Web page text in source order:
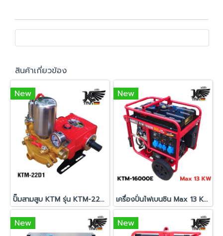
สินค้าเกี่ยวข้อง
New
ปั๊มสามสูบ KTM รุ่น KTM-22D1
New
เครื่องปั่นไฟเบนซิน Max 13 KW KTM-16000E
New New